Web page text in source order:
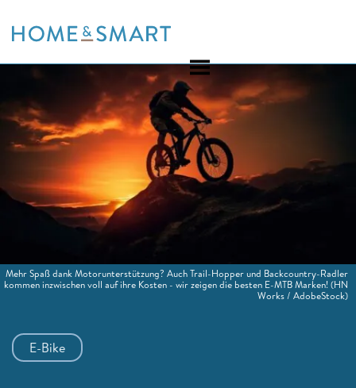
to
E-Bike
Mehr Spaß dank Motorunterstützung? Auch Trail-Hopper und Backcountry-Radler
kommen inzwischen voll auf ihre Kosten - wir zeigen die besten E-MTB Marken!(HN
Works / AdobeStock)